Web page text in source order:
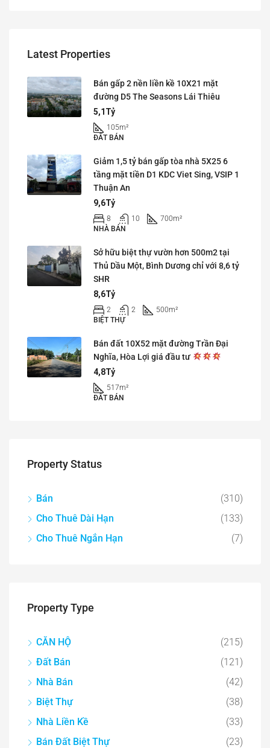
Latest Properties
Bán gấp 2 nền liền kề 10X21 mặt
đường D5 The Seasons Lái Thiêu
5,1Tỷ
105m²
ĐẤT BÁN
Giảm 1,5 tỷ bán gấp tòa nhà 5X25 6
tầng mặt tiền D1 KDC Viet Sing, VSIP 1
Thuận An
9,6Tỷ
8 10 700m²
NHÀ BÁN
Sở hữu biệt thự vườn hơn 500m2 tại
Thủ Dầu Một, Bình Dương chỉ với 8,6 tỷ
SHR
8,6Tỷ
2 2 500m²
BIỆT THỰ
Bán đất 10X52 mặt đường Trần Đại
Nghĩa, Hòa Lợi giá đầu tư
4,8Tỷ
517m²
ĐẤT BÁN
Property Status
Bán
(310)
Cho Thuê Dài Hạn
(133)
Cho Thuê Ngắn Hạn
(7)
Property Type
CĂN HỘ
(215)
Đất Bán
(121)
Nhà Bán
(42)
Biệt Thự
(38)
Nhà Liền Kề
(33)
Bán Đất Biệt Thự
(23)